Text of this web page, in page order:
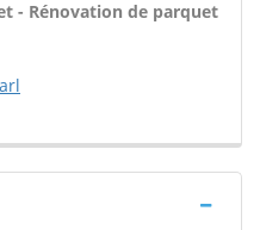
- Rénovation de parquet